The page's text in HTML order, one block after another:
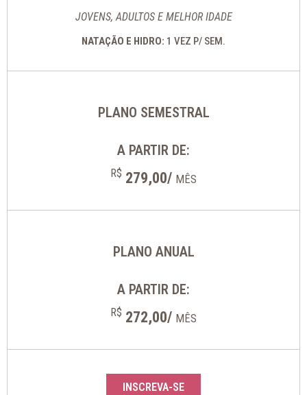
JOVENS, ADULTOS E MELHOR IDADE
NATAÇÃO E HIDRO: 1 VEZ P/ SEM.
PLANO SEMESTRAL
A PARTIR DE:
R$ 279,00/ MÊS
PLANO ANUAL
A PARTIR DE:
R$ 272,00/ MÊS
INSCREVA-SE